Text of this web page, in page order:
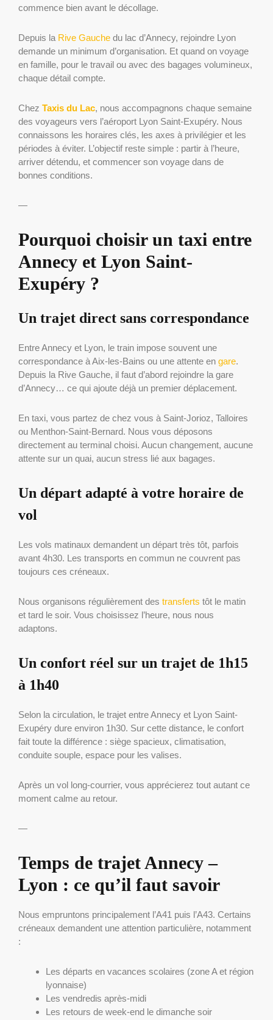
commence bien avant le décollage.
Depuis la Rive Gauche du lac d’Annecy, rejoindre Lyon
demande un minimum d’organisation. Et quand on voyage
en famille, pour le travail ou avec des bagages volumineux,
chaque détail compte.
Chez Taxis du Lac, nous accompagnons chaque semaine
des voyageurs vers l’aéroport Lyon Saint-Exupéry. Nous
connaissons les horaires clés, les axes à privilégier et les
périodes à éviter. L’objectif reste simple : partir à l’heure,
arriver détendu, et commencer son voyage dans de
bonnes conditions.
—
Pourquoi choisir un taxi entre
Annecy et Lyon Saint-
Exupéry ?
Un trajet direct sans correspondance
Entre Annecy et Lyon, le train impose souvent une
correspondance à Aix-les-Bains ou une attente en gare.
Depuis la Rive Gauche, il faut d’abord rejoindre la gare
d’Annecy… ce qui ajoute déjà un premier déplacement.
En taxi, vous partez de chez vous à Saint-Jorioz, Talloires
ou Menthon-Saint-Bernard. Nous vous déposons
directement au terminal choisi. Aucun changement, aucune
attente sur un quai, aucun stress lié aux bagages.
Un départ adapté à votre horaire de
vol
Les vols matinaux demandent un départ très tôt, parfois
avant 4h30. Les transports en commun ne couvrent pas
toujours ces créneaux.
Nous organisons régulièrement des transferts tôt le matin
et tard le soir. Vous choisissez l’heure, nous nous
adaptons.
Un confort réel sur un trajet de 1h15
à 1h40
Selon la circulation, le trajet entre Annecy et Lyon Saint-
Exupéry dure environ 1h30. Sur cette distance, le confort
fait toute la différence : siège spacieux, climatisation,
conduite souple, espace pour les valises.
Après un vol long-courrier, vous apprécierez tout autant ce
moment calme au retour.
—
Temps de trajet Annecy –
Lyon : ce qu’il faut savoir
Nous empruntons principalement l’A41 puis l’A43. Certains
créneaux demandent une attention particulière, notamment
:
Les départs en vacances scolaires (zone A et région
lyonnaise)
Les vendredis après-midi
Les retours de week-end le dimanche soir